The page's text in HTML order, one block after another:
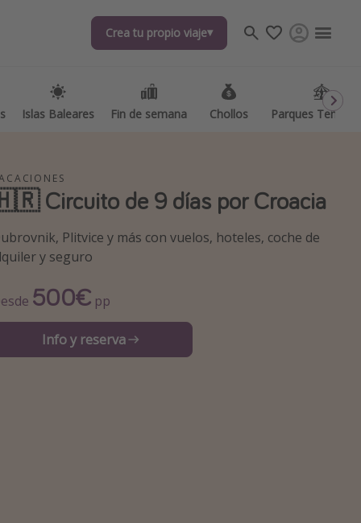
Crea tu propio viaje
Islas Baleares Fin de semana Chollos Parques
Crea tu propio viaje
Islas Baleares Fin de semana Chollos Parques
destinos
Circuito de 9 días por Croacia
Plitvice y más con vuelos, hoteles, coche de
y seguro
500€ pp
Info y reserva